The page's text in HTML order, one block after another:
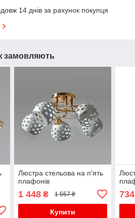
14 днів за рахунок покупця
замовляють
Люстра стельова на п'ять
плафонів
1 448₴ 1 557 ₴
Купити
734